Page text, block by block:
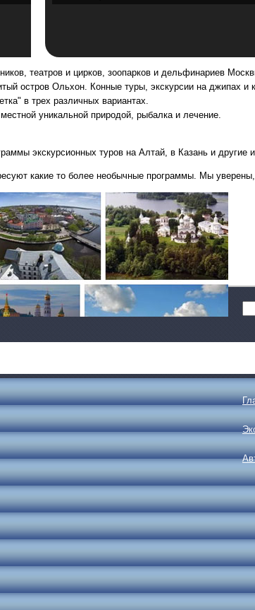
театров и цирков, зоопарков и дельфинариев
остров Ольхон. Конные туры, экскурсии на джипах и
в трех различных вариантах.
уникальной природой, рыбалка и лечение.
экскурсионных туров на Алтай, в Казань и другие
какие то более необычные программы. Мы